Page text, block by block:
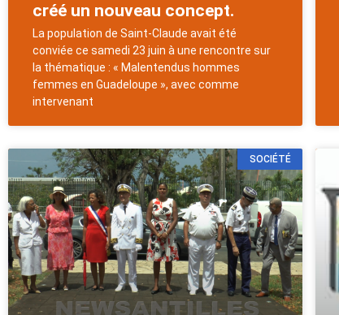
créé un nouveau concept.
La population de Saint-Claude avait été
conviée ce samedi 23 juin à une rencontre sur
la thématique : « Malentendus hommes
femmes en Guadeloupe », avec comme
intervenant
SOCIÉTÉ